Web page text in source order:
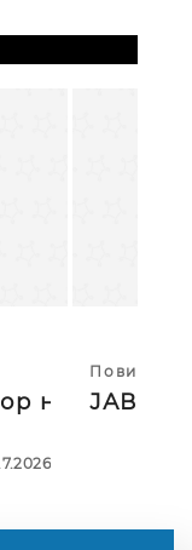
на тројца
Повици
ЈАВЕН